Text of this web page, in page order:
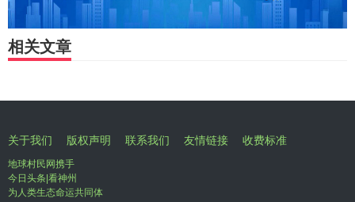
相关文章
关于我们 版权声明 联系我们 友情链接 收费标准
地球村民网携手
今日头条|看神州
为人类生态命运共同体